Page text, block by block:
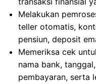
Melakukan
teller otomatis,
pensiun, deposit
Memeriksa cek
nama bank,
pembayaran, serta